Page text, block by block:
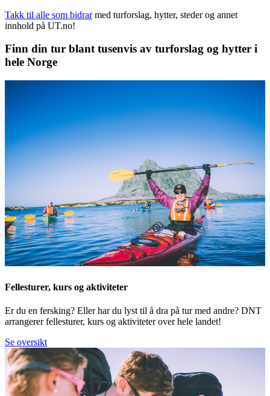
Takk til alle som bidrar med turforslag, hytter, steder og annet
innhold på UT.no!
Finn din tur blant tusenvis av turforslag og hytter i
hele Norge
Fellesturer, kurs og aktiviteter
Er du en fersking? Eller har du lyst til å dra på tur med andre? DNT
arrangerer fellesturer, kurs og aktiviteter over hele landet!
Se oversikt